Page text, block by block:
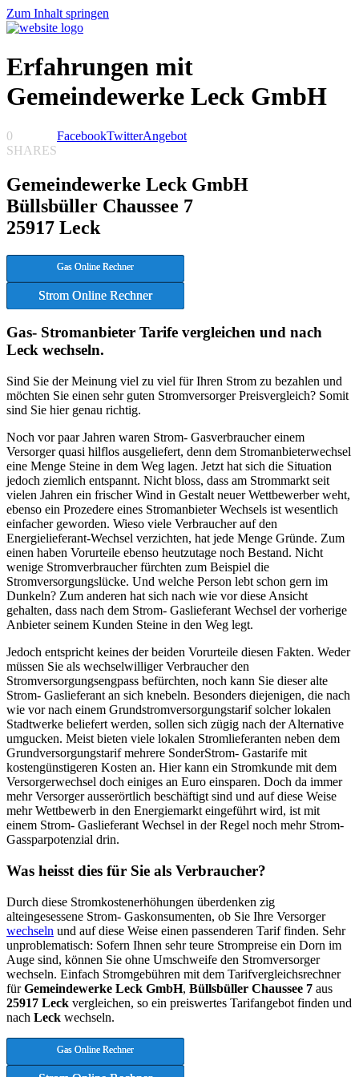
Zum Inhalt springen
Erfahrungen mit
Gemeindewerke Leck GmbH
0
SHARES
FacebookTwitterAngebot
Gemeindewerke Leck GmbH
Büllsbüller Chaussee 7
25917 Leck
Gas Online Rechner
Strom Online Rechner
Gas- Stromanbieter Tarife vergleichen und nach
Leck wechseln.
Sind Sie der Meinung viel zu viel für Ihren Strom zu bezahlen und
möchten Sie einen sehr guten Stromversorger Preisvergleich? Somit
sind Sie hier genau richtig.
Noch vor paar Jahren waren Strom- Gasverbraucher einem
Versorger quasi hilflos ausgeliefert, denn dem Stromanbieterwechsel
eine Menge Steine in dem Weg lagen. Jetzt hat sich die Situation
jedoch ziemlich entspannt. Nicht bloss, dass am Strommarkt seit
vielen Jahren ein frischer Wind in Gestalt neuer Wettbewerber weht,
ebenso ein Prozedere eines Stromanbieter Wechsels ist wesentlich
einfacher geworden. Wieso viele Verbraucher auf den
Energielieferant-Wechsel verzichten, hat jede Menge Gründe. Zum
einen haben Vorurteile ebenso heutzutage noch Bestand. Nicht
wenige Stromverbraucher fürchten zum Beispiel die
Stromversorgungslücke. Und welche Person lebt schon gern im
Dunkeln? Zum anderen hat sich nach wie vor diese Ansicht
gehalten, dass nach dem Strom- Gaslieferant Wechsel der vorherige
Anbieter seinem Kunden Steine in den Weg legt.
Jedoch entspricht keines der beiden Vorurteile diesen Fakten. Weder
müssen Sie als wechselwilliger Verbraucher den
Stromversorgungsengpass befürchten, noch kann Sie dieser alte
Strom- Gaslieferant an sich knebeln. Besonders diejenigen, die nach
wie vor nach einem Grundstromversorgungstarif solcher lokalen
Stadtwerke beliefert werden, sollen sich zügig nach der Alternative
umgucken. Meist bieten viele lokalen Stromlieferanten neben dem
Grundversorgungstarif mehrere SonderStrom- Gastarife mit
kostengünstigeren Kosten an. Hier kann ein Stromkunde mit dem
Versorgerwechsel doch einiges an Euro einsparen. Doch da immer
mehr Versorger ausserörtlich beschäftigt sind und auf diese Weise
mehr Wettbewerb in den Energiemarkt eingeführt wird, ist mit
einem Strom- Gaslieferant Wechsel in der Regel noch mehr Strom-
Gassparpotenzial drin.
Was heisst dies für Sie als Verbraucher?
Durch diese Stromkostenerhöhungen überdenken zig
alteingesessene Strom- Gaskonsumenten, ob Sie Ihre Versorger
wechseln und auf diese Weise einen passenderen Tarif finden. Sehr
unproblematisch: Sofern Ihnen sehr teure Strompreise ein Dorn im
Auge sind, können Sie ohne Umschweife den Stromversorger
wechseln. Einfach Stromgebühren mit dem Tarifvergleichsrechner
fürGemeindewerke Leck GmbH, Büllsbüller Chaussee 7 aus
25917 Leck vergleichen, so ein preiswertes Tarifangebot finden und
nach Leck wechseln.
Gas Online Rechner